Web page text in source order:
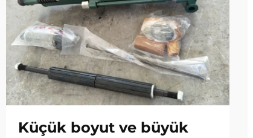
Küçük boyut ve büyük